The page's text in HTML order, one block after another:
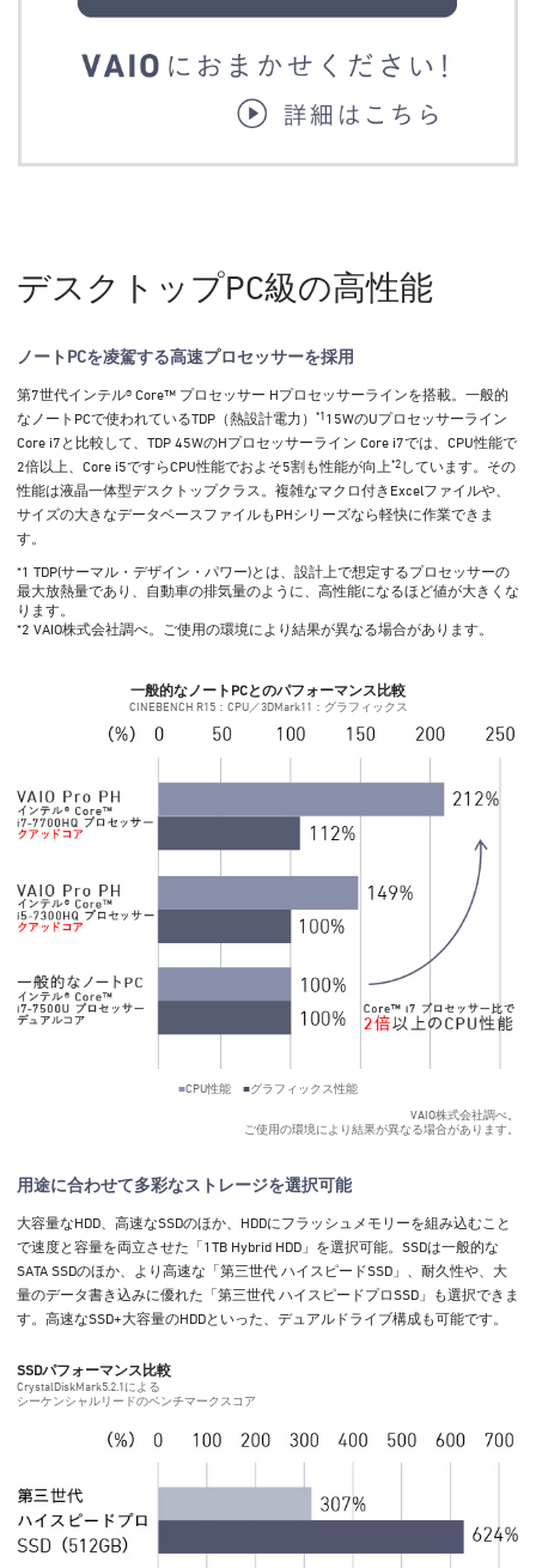
デスクトップPC級の高性能
ノートPCを凌駕する高速プロセッサーを採用
第7世代インテル® Core™ プロセッサー Hプロセッサーラインを搭載。一般的
なノートPCで使われているTDP（熱設計電力） *115WのUプロセッサーライン
Core i7と比較して、TDP 45WのHプロセッサーライン Core i7では、CPU性能で
2倍以上、Core i5ですらCPU性能でおよそ5割も性能が向上*2しています。その
性能は液晶一体型デスクトップクラス。複雑なマクロ付きExcelファイルや、
サイズの大きなデータベースファイルもPHシリーズなら軽快に作業できま
す。
*1 TDP(サーマル・デザイン・パワー)とは、設計上で想定するプロセッサーの
最大放熱量であり、自動車の排気量のように、高性能になるほど値が大きくな
ります。
*2 VAIO株式会社調べ。ご使用の環境により結果が異なる場合があります。
一般的なノートPCとのパフォーマンス比較
CINEBENCH R15：CPU／3DMark11：グラフィックス
■CPU性能 ■グラフィックス性能
VAIO株式会社調べ。
ご使用の環境により結果が異なる場合があります。
用途に合わせて多彩なストレージを選択可能
大容量なHDD、高速なSSDのほか、HDDにフラッシュメモリーを組み込むこと
で速度と容量を両立させた「1TB Hybrid HDD」を選択可能。SSDは一般的な
SATA SSDのほか、より高速な「第三世代 ハイスピードSSD」、耐久性や、大
量のデータ書き込みに優れた「第三世代 ハイスピードプロSSD」も選択できま
す。高速なSSD+大容量のHDDといった、デュアルドライブ構成も可能です。
SSDパフォーマンス比較
CrystalDiskMark5.2.1による
シーケンシャルリードのベンチマークスコア